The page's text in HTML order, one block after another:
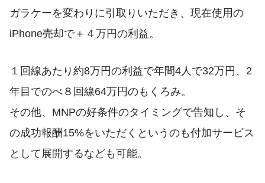
ガラケーを変わりに引取りいただき、現在使用の
iPhone売却で＋４万円の利益。
１回線あたり約8万円の利益で年間4人で32万円、2
年目でのべ８回線64万円のもくろみ。
その他、MNPの好条件のタイミングで告知し、そ
の成功報酬15%をいただくというのも付加サービス
として展開するなども可能。